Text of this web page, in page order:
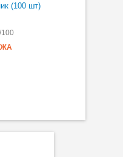
(100 шт)
100